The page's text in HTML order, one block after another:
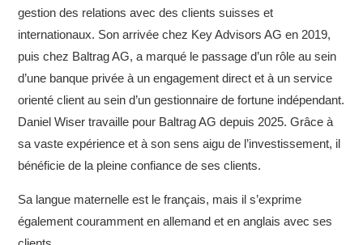
#gestion des relations avec des clients suisses et
internationaux. Son arrivée chez Key Advisors AG en 2019,
puis chez Baltrag AG, a marqué le passage d’un rôle au sein
d’une banque privée à un engagement direct et à un service
orienté client au sein d’un gestionnaire de fortune indépendant.
Daniel Wiser travaille pour Baltrag AG depuis 2025. Grâce à
sa vaste expérience et à son sens aigu de l’investissement, il
bénéficie de la pleine confiance de ses clients.
Sa langue maternelle est le français, mais il s’exprime
également couramment en allemand et en anglais avec ses